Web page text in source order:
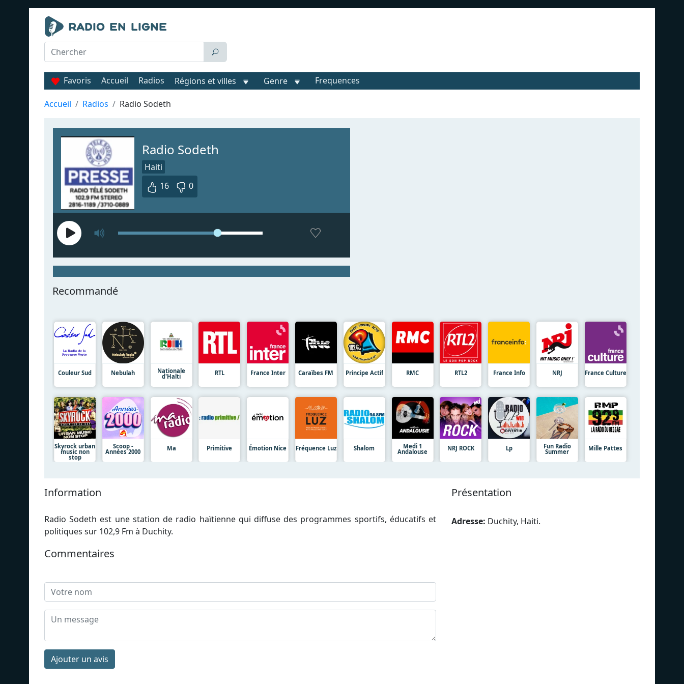
Favoris Accueil Radios Régions et villes Genre Frequences
Accueil Radios Radio Sodeth
Radio Sodeth
Haiti
16
0
Recommandé
Couleur Sud Nebulah Nationale
d'Haïti RTL France Inter Caraïbes FM Principe Actif RMC RTL2 France Info NRJ France Culture
Skyrock urban
music non
stop
Scoop -
Années 2000 Ma Primitive Émotion Nice Fréquence Luz Shalom Medi 1
Andalouse NRJ ROCK Lp Fun Radio
Summer Mille Pattes
Information
Radio Sodeth est une station de radio haïtienne qui diffuse des programmes sportifs, éducatifs et
politiques sur 102,9 Fm à Duchity.
Présentation
Adresse: Duchity, Haiti.
Commentaires
Ajouter un avis